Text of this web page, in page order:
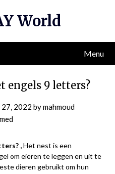
World
Menu
engels 9 letters?
27, 2022 bymahmoud
,Het nest is een
om eieren te leggen en uit te
dieren gebruikt om hun